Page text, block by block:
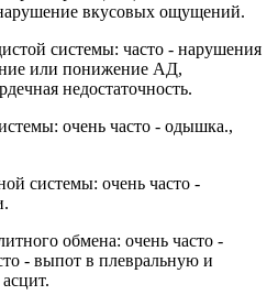
вкусовых ощущений.
системы: часто - нарушения
или понижение АД,
недостаточность.
очень часто - одышка.,
системы: очень часто -
обмена: очень часто -
- выпот в плевральную и